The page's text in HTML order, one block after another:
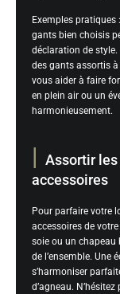
Exemples pratiques
gants bien choisis
déclaration de
des gants assortis à
vous aider à faire
en plein air ou un
harmonieusement.
Assortir les
accessoires
Pour parfaire votre
accessoires de
soie ou un chapeau
de l’ensemble. Une
s’harmoniser
d’agneau.